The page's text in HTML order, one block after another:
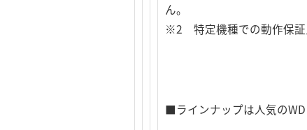
ん。
※2 特定機種での動作保証
■ラインナップは人気のWD